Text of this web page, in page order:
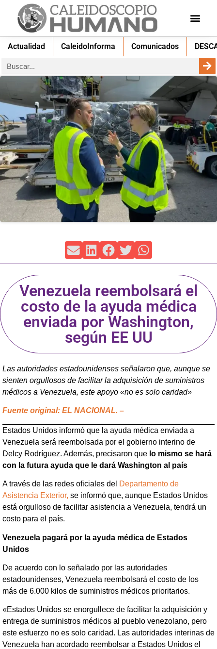
Actualidad CaleidoInforma Comunicados
Venezuela reembolsará el
costo de la ayuda médica
enviada por Washington,
según EE UU
Las autoridades estadounidenses señalaron que, aunque se
sienten orgullosos de facilitar la adquisición de suministros
médicos a Venezuela, este apoyo «no es solo caridad»
Fuente original: EL NACIONAL. –
Estados Unidos informó que la ayuda médica enviada a
Venezuela será reembolsada por el gobierno interino de
Delcy Rodríguez. Además, precisaron que lo mismo se hará
con la futura ayuda que le dará Washington al país
A través de las redes oficiales del Departamento de
Asistencia Exterior, se informó que, aunque Estados Unidos
está orgulloso de facilitar asistencia a Venezuela, tendrá un
costo para el país.
Venezuela pagará por la ayuda médica de Estados
Unidos
De acuerdo con lo señalado por las autoridades
estadounidenses, Venezuela reembolsará el costo de los
más de 6.000 kilos de suministros médicos prioritarios.
«Estados Unidos se enorgullece de facilitar la adquisición y
entrega de suministros médicos al pueblo venezolano, pero
este esfuerzo no es solo caridad. Las autoridades interinas de
Venezuela han acordado reembolsar a Estados Unidos el